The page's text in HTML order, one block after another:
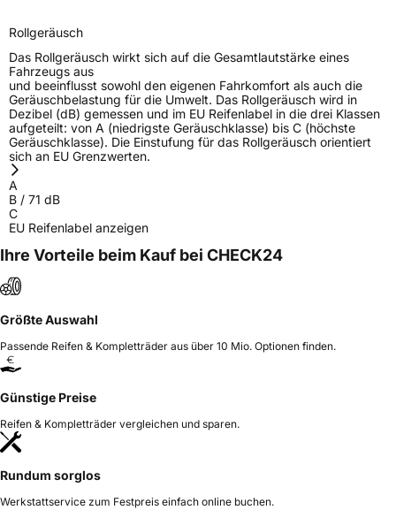
Rollgeräusch
Das Rollgeräusch wirkt sich auf die Gesamtlautstärke eines
Fahrzeugs aus
und beeinflusst sowohl den eigenen Fahrkomfort als auch die
Geräuschbelastung für die Umwelt. Das Rollgeräusch wird in
Dezibel (dB) gemessen und im EU Reifenlabel in die drei Klassen
aufgeteilt: von A (niedrigste Geräuschklasse) bis C (höchste
Geräuschklasse). Die Einstufung für das Rollgeräusch orientiert
sich an EU Grenzwerten.
A
B / 71 dB
C
EU Reifenlabel anzeigen
Ihre Vorteile beim Kauf bei CHECK24
Größte Auswahl
Passende Reifen & Kompletträder aus über 10 Mio. Optionen finden.
Günstige Preise
Reifen & Kompletträder vergleichen und sparen.
Rundum sorglos
Werkstattservice zum Festpreis einfach online buchen.